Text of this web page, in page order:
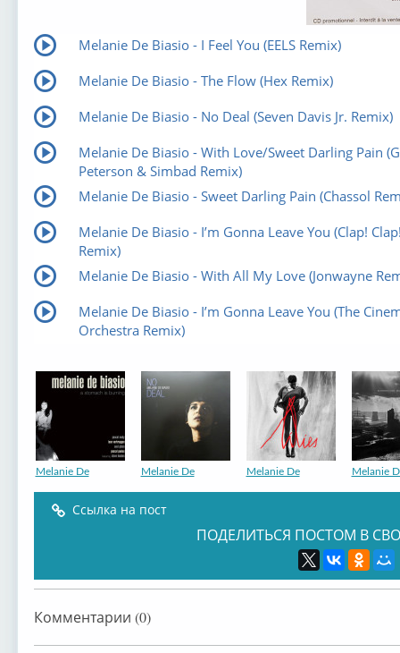
Melanie De Biasio - I Feel You (EELS Remix)
Melanie De Biasio - The Flow (Hex Remix)
Melanie De Biasio - No Deal (Seven Davis Jr. Remix)
Melanie De Biasio - With Love/Sweet Darling Pain
Peterson & Simbad Remix)
Melanie De Biasio - Sweet Darling Pain (Chassol
Melanie De Biasio - I’m Gonna Leave You (Clap!
Remix)
Melanie De Biasio - With All My Love (Jonwayne
Melanie De Biasio - I’m Gonna Leave You (The
Orchestra Remix)
Melanie De Melanie De Melanie De Melanie
Ссылка на пост
ПОДЕЛИТЬСЯ ПОСТОМ В
Комментарии (0)